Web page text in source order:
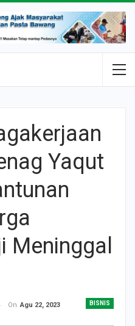
Yaqut
Meninggal
BISNIS
On Agu 22, 2023